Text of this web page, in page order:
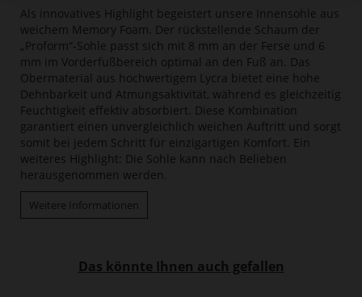
Als innovatives Highlight begeistert unsere Innensohle aus
weichem Memory Foam. Der rückstellende Schaum der
„Proform“-Sohle passt sich mit 8 mm an der Ferse und 6
mm im Vorderfußbereich optimal an den Fuß an. Das
Obermaterial aus hochwertigem Lycra bietet eine hohe
Dehnbarkeit und Atmungsaktivität, während es gleichzeitig
Feuchtigkeit effektiv absorbiert. Diese Kombination
garantiert einen unvergleichlich weichen Auftritt und sorgt
somit bei jedem Schritt für einzigartigen Komfort. Ein
weiteres Highlight: Die Sohle kann nach Belieben
herausgenommen werden.
Weitere Informationen
Das könnte Ihnen auch gefallen